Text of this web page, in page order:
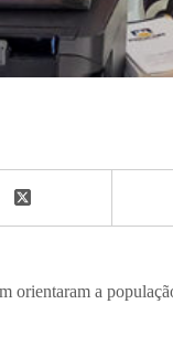
orientaram a